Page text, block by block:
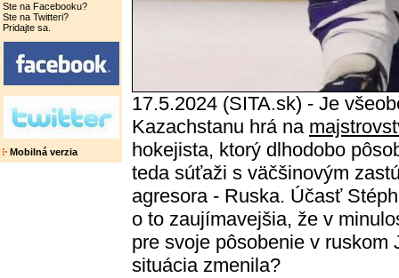
Ste na Facebooku?
Ste na Twitteri?
Pridajte sa.
Mobilná verzia
17.5.2024 (SITA.sk) - Je
Kazachstanu hrá na
hokejista, ktorý dlhodobo
teda súťaži s väčšinovým
agresora - Ruska. Účasť
o to zaujímavejšia, že v
pre svoje pôsobenie v ruskom
situácia zmenila?